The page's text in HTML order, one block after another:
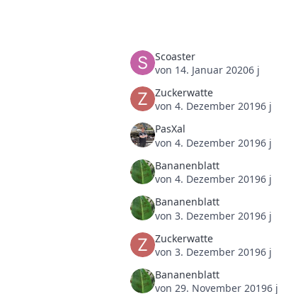
Scoaster
von 14. Januar 20206 j
Zuckerwatte
von 4. Dezember 20196 j
PasXal
von 4. Dezember 20196 j
Bananenblatt
von 4. Dezember 20196 j
Bananenblatt
von 3. Dezember 20196 j
Zuckerwatte
von 3. Dezember 20196 j
Bananenblatt
von 29. November 20196 j